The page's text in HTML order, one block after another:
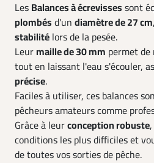
Les Balances à écrevisses sont
plombés d'un diamètre de 27 cm
stabilité lors de la pesée.
Leurmaille de 30 mm permet
tout en laissant l'eau s'écouler,
précise.
Faciles à utiliser, ces balances
pêcheurs amateurs comme
Grâce à leurconception robuste
conditions les plus difficiles et
de toutes vos sorties de pêche.